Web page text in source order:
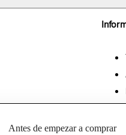
Antes de empezar a comprar